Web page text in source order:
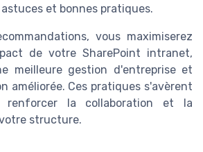
et bonnes pratiques.
vous maximiserez
de votre SharePoint intranet,
meilleure gestion d'entreprise et
améliorée. Ces pratiques s'avèrent
renforcer la collaboration et la
structure.